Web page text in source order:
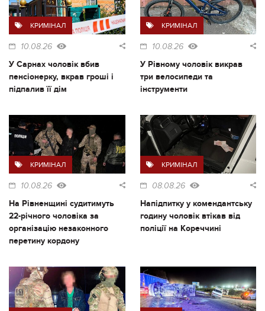
КРИМІНАЛ
10.08.26
У Сарнах чоловік вбив
пенсіонерку, вкрав гроші і
підпалив її дім
КРИМІНАЛ
10.08.26
У Рівному чоловік викрав
три велосипеди та
інструменти
КРИМІНАЛ
10.08.26
На Рівненщині судитимуть
22-річного чоловіка за
організацію незаконного
перетину кордону
КРИМІНАЛ
08.08.26
Напідпитку у комендантську
годину чоловік втікав від
поліції на Кореччині